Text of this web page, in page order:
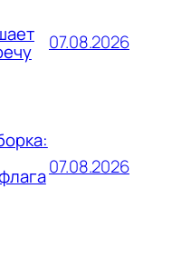
07.08.2026
07.08.2026